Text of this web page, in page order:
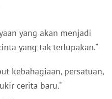
yang akan menjadi
yang tak terlupakan."
kebahagiaan, persatuan,
cerita baru."